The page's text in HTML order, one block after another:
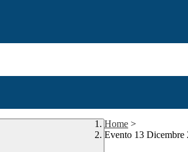
Home >
Evento 13 Dicembre